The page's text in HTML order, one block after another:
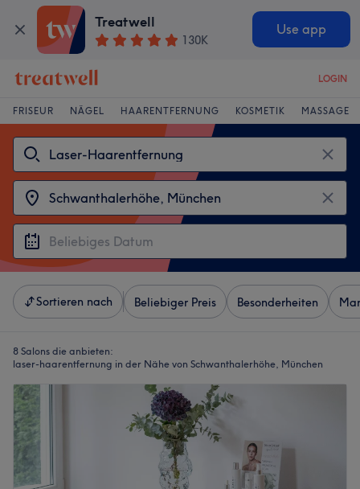
Treatwell
130K
Use app
LOGIN
FRISEUR NÄGEL HAARENTFERNUNG KOSMETIK MASSAGE
Sortieren nach Beliebiger Preis Besonderheiten
8 Salons die anbieten:
laser-haarentfernung in der Nähe von Schwanthalerhöhe, München